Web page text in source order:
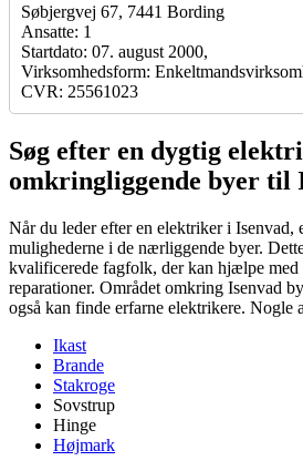
Søbjergvej 67, 7441 Bording
Ansatte: 1
Startdato: 07. august 2000,
Virksomhedsform:
CVR: 25561023
Søg efter en dygtig
omkringliggende byer til
Når du leder efter en elektriker i Isenvad,
mulighederne i de nærliggende byer.
kvalificerede fagfolk, der kan hjælpe med
reparationer. Området omkring Isenvad
også kan finde erfarne elektrikere. Nogle
Ikast
Brande
Stakroge
Sovstrup
Hinge
Højmark